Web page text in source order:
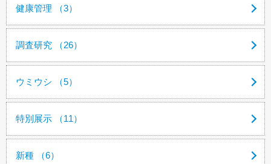
健康管理 （3）
調査研究 （26）
ウミウシ （5）
特別展示 （11）
新種 （6）